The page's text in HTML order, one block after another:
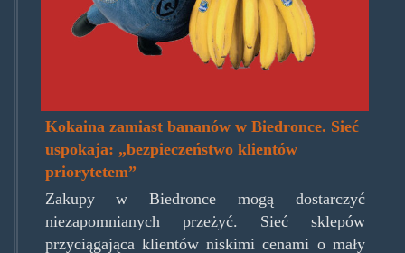
Kokaina zamiast bananów w Biedronce. Sieć
uspokaja: „bezpieczeństwo klientów
priorytetem”
Zakupy w Biedronce mogą dostarczyć
niezapomnianych przeżyć. Sieć sklepów
przyciągająca klientów niskimi cenami o mały